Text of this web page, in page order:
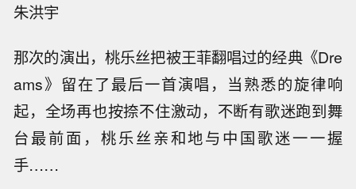
朱洪宇
那次的演出，桃乐丝把被王菲翻唱过的经典《Dre
ams》留在了最后一首演唱，当熟悉的旋律响
起，全场再也按捺不住激动，不断有歌迷跑到舞
台最前面，桃乐丝亲和地与中国歌迷一一握
手……